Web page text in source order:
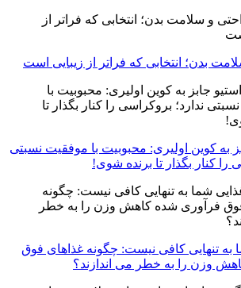
بدن؛ انتخابی که فراتر از زیبایی است
به کوین اولیری: محبوبیت با موفقیت نسبتی
را کنار بگذار تا برنده شوی!
به تنهایی کافی نیست: چگونه غذاهای فوق
وزن را به خطر می اندازند؟